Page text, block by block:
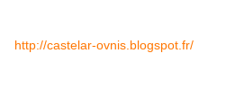
http://castelar-ovnis.blogspot.fr/